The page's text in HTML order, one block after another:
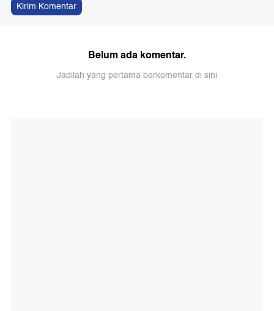
Kirim Komentar
Belum ada komentar.
Jadilah yang pertama berkomentar di sini